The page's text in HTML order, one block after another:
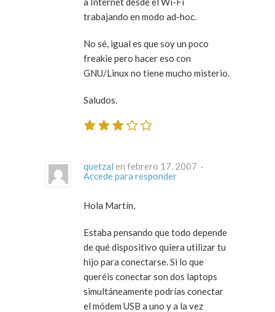
trabajando en modo ad-hoc.
No sé, igual es que soy un poco
freakie pero hacer eso con
GNU/Linux no tiene mucho misterio.
Saludos.
quetzal
en febrero 17, 2007 ·
Accede para responder
Hola Martín,
Estaba pensando que todo depende
de qué dispositivo quiera utilizar tu
hijo para conectarse. Si lo que
queréis conectar son dos laptops
simultáneamente podrías conectar
el módem USB a uno y a la vez